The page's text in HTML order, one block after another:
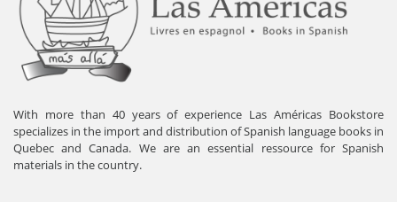
With more than 40 years of experience Las Américas Bookstore
specializes in the import and distribution of Spanish language books in
Quebec and Canada. We are an essential ressource for Spanish
materials in the country.